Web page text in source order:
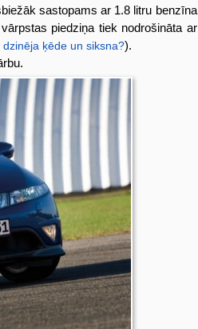
sastopams ar 1.8 litru benzīna
piedziņa tiek nodrošināta ar
dzinēja ķēde un siksna?).